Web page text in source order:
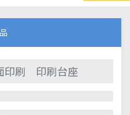
印刷 印刷台座